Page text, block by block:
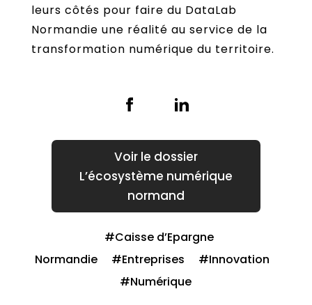
leurs côtés pour faire du DataLab
Normandie une réalité au service de la
transformation numérique du territoire.
L’écosystème numérique
normand
Caisse d’Epargne
Normandie
Entreprises
Innovation
Numérique